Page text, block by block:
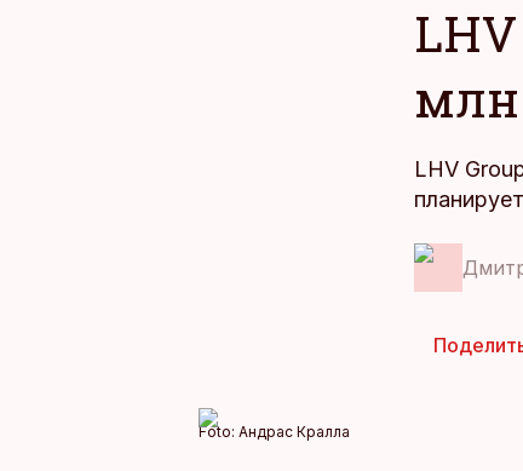
млн
LHV
Foto: Андрас Кралла